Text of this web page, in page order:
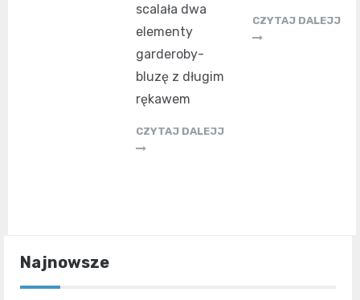
scalała dwa
elementy
garderoby-
bluzę z długim
rękawem
CZYTAJ DALEJJ
CZYTAJ DALEJJ
Najnowsze